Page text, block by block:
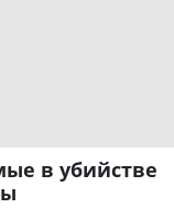
в убийстве